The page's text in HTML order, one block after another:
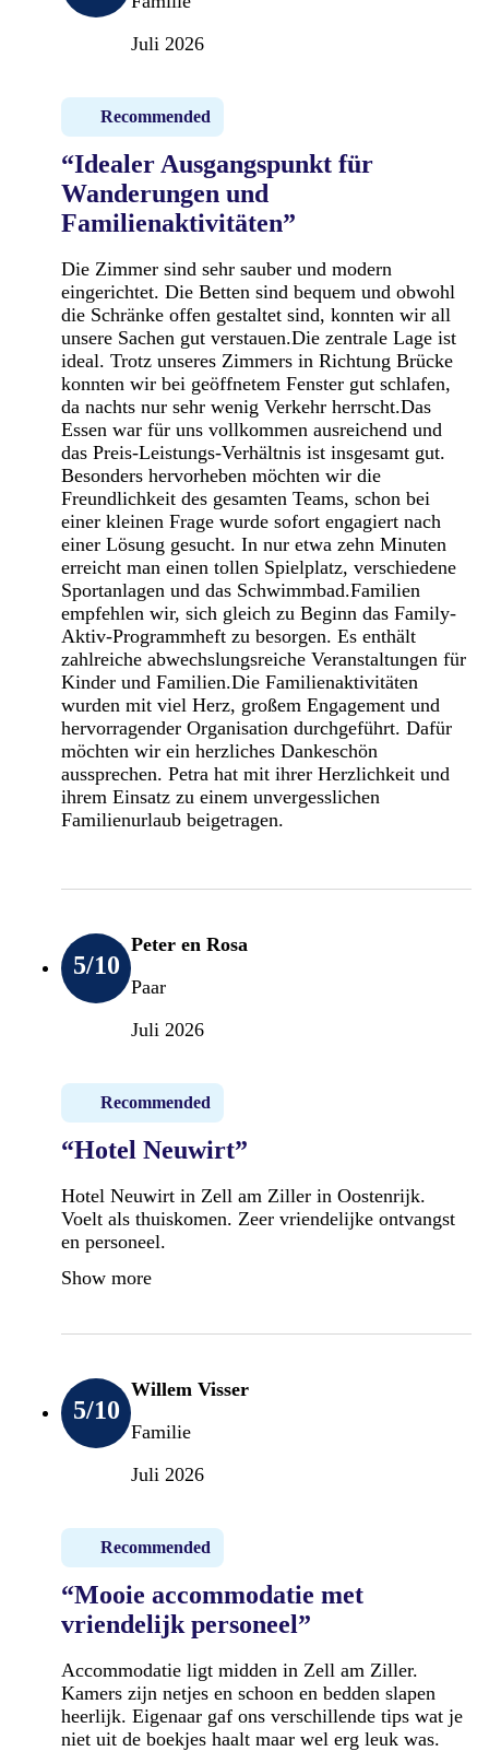
Juli 2026
Recommended
“Idealer Ausgangspunkt für
Wanderungen und
Familienaktivitäten”
Die Zimmer sind sehr sauber und modern
eingerichtet. Die Betten sind bequem und obwohl
die Schränke offen gestaltet sind, konnten wir all
unsere Sachen gut verstauen.Die zentrale Lage ist
ideal. Trotz unseres Zimmers in Richtung Brücke
konnten wir bei geöffnetem Fenster gut schlafen,
da nachts nur sehr wenig Verkehr herrscht.Das
Essen war für uns vollkommen ausreichend und
das Preis-Leistungs-Verhältnis ist insgesamt gut.
Besonders hervorheben möchten wir die
Freundlichkeit des gesamten Teams, schon bei
einer kleinen Frage wurde sofort engagiert nach
einer Lösung gesucht. In nur etwa zehn Minuten
erreicht man einen tollen Spielplatz, verschiedene
Sportanlagen und das Schwimmbad.Familien
empfehlen wir, sich gleich zu Beginn das Family-
Aktiv-Programmheft zu besorgen. Es enthält
zahlreiche abwechslungsreiche Veranstaltungen für
Kinder und Familien.Die Familienaktivitäten
wurden mit viel Herz, großem Engagement und
hervorragender Organisation durchgeführt. Dafür
möchten wir ein herzliches Dankeschön
aussprechen. Petra hat mit ihrer Herzlichkeit und
ihrem Einsatz zu einem unvergesslichen
Familienurlaub beigetragen.
5/10
Peter en Rosa
Paar
Juli 2026
Recommended
“Hotel Neuwirt”
Hotel Neuwirt in Zell am Ziller in Oostenrijk.
Voelt als thuiskomen. Zeer vriendelijke ontvangst
en personeel.
Show more
5/10
Willem Visser
Familie
Juli 2026
Recommended
“Mooie accommodatie met
vriendelijk personeel”
Accommodatie ligt midden in Zell am Ziller.
Kamers zijn netjes en schoon en bedden slapen
heerlijk. Eigenaar gaf ons verschillende tips wat je
niet uit de boekjes haalt maar wel erg leuk was.